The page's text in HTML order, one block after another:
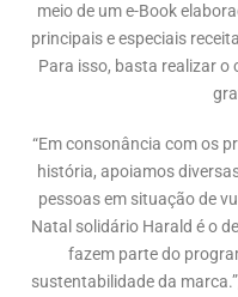
meio de um e-Book
principais e especiais
Para isso, basta realizar o
“Em consonância com os
história, apoiamos
pessoas em situação de
Natal solidário Harald é o
fazem parte do
sustentabilidade da